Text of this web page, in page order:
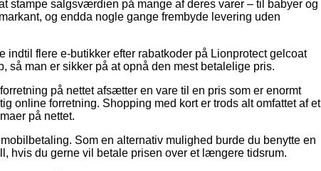
stampe salgsværdien på mange af deres varer – til babyer og
og endda nogle gange frembyde levering uden
flere e-butikker efter rabatkoder på Lionprotect gelcoat
så man er sikker på at opnå den mest betalelige pris.
på nettet afsætter en vare til en pris som er enormt
online forretning. Shopping med kort er trods alt omfattet af et
på nettet.
Som en alternativ mulighed burde du benytte en
hvis du gerne vil betale prisen over et længere tidsrum.